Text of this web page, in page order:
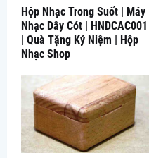
Hộp Nhạc Trong Suốt | Máy
Nhạc Dây Cót | HNDCAC001
| Quà Tặng Kỷ Niệm | Hộp
Nhạc Shop